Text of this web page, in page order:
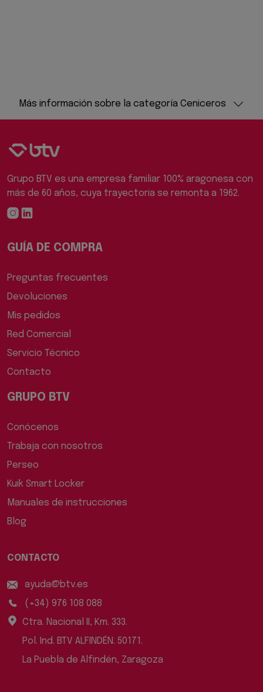
Más información sobre la categoría Ceniceros
Grupo BTV es una empresa familiar 100% aragonesa con
más de 60 años, cuya trayectoria se remonta a 1962.
GUÍA DE COMPRA
Preguntas frecuentes
Devoluciones
Mis pedidos
Red Comercial
Servicio Técnico
Contacto
GRUPO BTV
Conócenos
Trabaja con nosotros
Perseo
Kuik Smart Locker
Manuales de instrucciones
Blog
CONTACTO
ayuda@btv.es
(+34) 976 108 088
Ctra. Nacional II, Km. 333.
Pol. Ind. BTV ALFINDÉN. 50171.
La Puebla de Alfindén, Zaragoza